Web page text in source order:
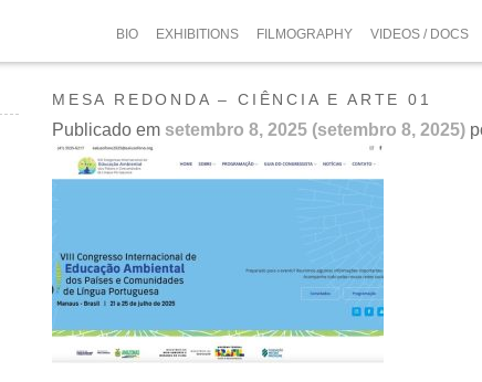
BIO EXHIBITIONS FILMOGRAPHY VIDEOS / DOCS
MESA REDONDA – CIÊNCIA E ARTE 01
Publicado em setembro 8, 2025(setembro 8, 2025)